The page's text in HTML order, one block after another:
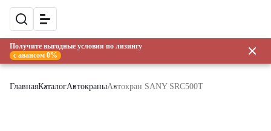
Получите выгодные условия по лизингу
с авансом 0%
ГлавнаяКаталогАвтокраныАвтокран SANY SRC500T